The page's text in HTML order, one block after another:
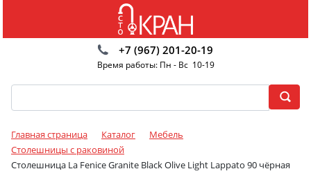
+7 (967) 201-20-19
Время работы: Пн - Вс 10-19
Главная страница Каталог
Мебель
Столешницы с раковиной
Столешница La Fenice Granite Black Olive Light Lappato 90 чёрная